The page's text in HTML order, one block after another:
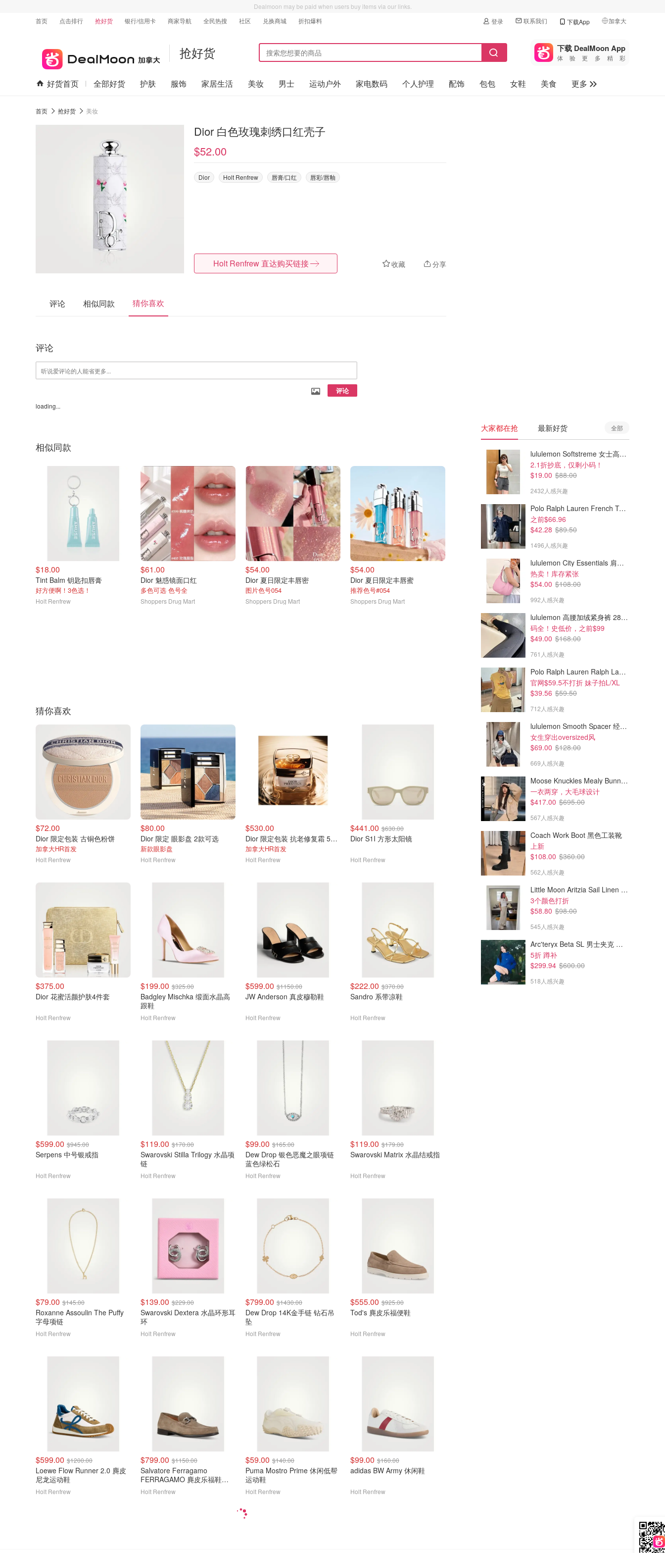
Dealmoon may be paid when users buy items via our links.
首页
点击排行 抢好货 银行/信用卡 商家导航 全民热搜 社区 兑换商城 折扣爆料 登录 联系我们 下载App 加拿大
🇺🇸
美国
🇨🇳中国
🇨🇦加拿大
抢好货 下载 DealMoon App
体验更多精彩
好货首页 全部好货 护肤 服饰 家居生活 美妆 男士 运动户外 家电数码 个人护理 配饰 包包 女鞋 美食
更多
首页 抢好货 美妆
Dior 白色玫瑰刺绣口红壳子
$52.00
Dior Holt Renfrew 唇膏/口红 唇彩/唇釉
收藏 分享
Holt Renfrew 直达购买链接
评论 相似同款 猜你喜欢
评论
评论
loading...
相似同款
$18.00
Tint Balm 钥匙扣唇膏
好方便啊！3色选！
Holt Renfrew
$61.00
Dior 魅惑镜面口红
多色可选 色号全
Shoppers Drug Mart
$54.00
Dior 夏日限定丰唇密
图片色号054
Shoppers Drug Mart
$54.00
Dior 夏日限定丰唇蜜
推荐色号#054
Shoppers Drug Mart
Dior 新款护唇油 6ml
多色可选 jisoo同款
Shoppers Drug Mart
$50.00
GOOP 清润护唇膏三支装
Holt Renfrew
猜你喜欢
$72.00
Dior 限定包装 古铜色粉饼
加拿大HR首发
Holt Renfrew
$80.00
Dior 限定 眼影盘 2款可选
新款眼影盘
Holt Renfrew
$530.00
Dior 限定包装 抗老修复霜 50ml
加拿大HR首发
Holt Renfrew
$441.00 $630.00
Dior S1I 方形太阳镜
Holt Renfrew
$375.00
Dior 花蜜活颜护肤4件套
Holt Renfrew
$199.00 $325.00
Badgley Mischka 缎面水晶高
跟鞋
Holt Renfrew
$599.00 $1150.00
JW Anderson 真皮穆勒鞋
Holt Renfrew
$222.00 $370.00
Sandro 系带凉鞋
Holt Renfrew
$599.00 $945.00
Serpens 中号银戒指
Holt Renfrew
$119.00 $170.00
Swarovski Stilla Trilogy 水晶项
链
Holt Renfrew
$99.00 $165.00
Dew Drop 银色恶魔之眼项链
蓝色绿松石
Holt Renfrew
$119.00 $179.00
Swarovski Matrix 水晶结戒指
Holt Renfrew
$79.00 $145.00
Roxanne Assoulin The Puffy
字母项链
Holt Renfrew
$139.00 $229.00
Swarovski Dextera 水晶环形耳
环
Holt Renfrew
$799.00 $1430.00
Dew Drop 14K金手链 钻石吊
坠
Holt Renfrew
$555.00 $925.00
Tod's 麂皮乐福便鞋
Holt Renfrew
$599.00 $1200.00
Loewe Flow Runner 2.0 麂皮
尼龙运动鞋
Holt Renfrew
$799.00 $1150.00
Salvatore Ferragamo
FERRAGAMO 麂皮乐福鞋
Gancini饰扣
Holt Renfrew
$59.00 $140.00
Puma Mostro Prime 休闲低帮
运动鞋
Holt Renfrew
$99.00 $160.00
adidas BW Army 休闲鞋
Holt Renfrew
大家都在抢 最新好货 全部
lululemon Softstreme 女士高腰短裤 10cm
2.1折抄底，仅剩小码！
$19.00 $88.00
2432人感兴趣
Polo Ralph Lauren French Terry 女童连帽卫衣 7-16码
之前$66.96
$42.28 $89.50
1496人感兴趣
lululemon City Essentials 肩背包 4L
热卖！库存紧张
$54.00 $108.00
992人感兴趣
lululemon 高腰加绒紧身裤 28"≈71cm 5个口袋
码全！史低价，之前$99
$49.00 $168.00
761人感兴趣
Polo Ralph Lauren Ralph Lauren Polo Bear 女童棉T恤 染色 1件
官网$59.5不打折 妹子拍L/XL
$39.56 $59.50
712人感兴趣
lululemon Smooth Spacer 经典卫衣
女生穿出oversized风
$69.00 $128.00
669人感兴趣
Moose Knuckles Mealy Bunny 女士双面穿连帽外套
一衣两穿，大毛球设计
$417.00 $695.00
567人感兴趣
Coach Work Boot 黑色工装靴
上新
$108.00 $360.00
562人感兴趣
Little Moon Aritzia Sail Linen 长裤 麻织
3个颜色打折
$58.80 $98.00
545人感兴趣
Arc'teryx Beta SL 男士夹克 黑色
5折 蹲补
$299.94 $600.00
518人感兴趣